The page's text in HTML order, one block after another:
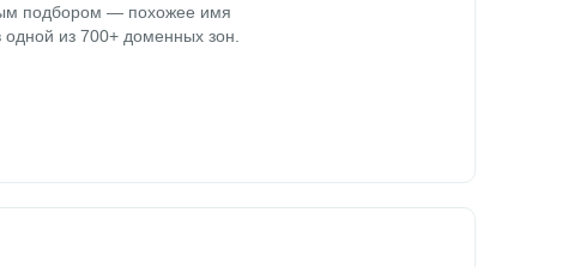
подбором — похожее имя
из 700+ доменных зон.